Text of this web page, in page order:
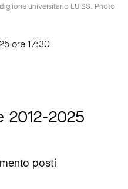
universitario LUISS. Photo
ore 17:30
2012-2025
posti